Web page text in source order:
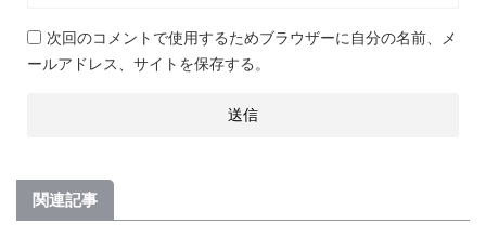
次回のコメントで使用するためブラウザーに自分の名前、メ
ールアドレス、サイトを保存する。
関連記事